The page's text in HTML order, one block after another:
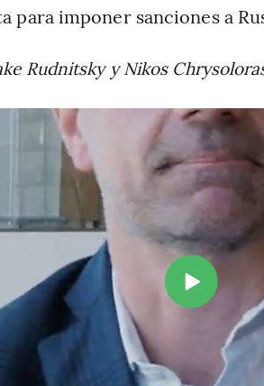
para imponer sanciones a
Rudnitsky y Nikos